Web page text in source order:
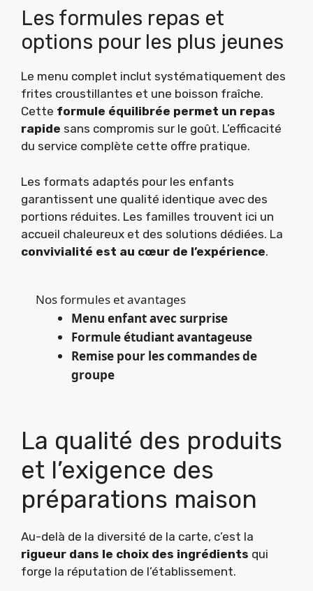
Les formules repas et
options pour les plus jeunes
Le menu complet inclut systématiquement des
frites croustillantes et une boisson fraîche.
Cette formule équilibrée permet un repas
rapide sans compromis sur le goût. L’efficacité
du service complète cette offre pratique.
Les formats adaptés pour les enfants
garantissent une qualité identique avec des
portions réduites. Les familles trouvent ici un
accueil chaleureux et des solutions dédiées. La
convivialité est au cœur de l’expérience.
Nos formules et avantages
Menu enfant avec surprise
Formule étudiant avantageuse
Remise pour les commandes de
groupe
La qualité des produits
et l’exigence des
préparations maison
Au-delà de la diversité de la carte, c’est la
rigueur dans le choix des ingrédients qui
forge la réputation de l’établissement.